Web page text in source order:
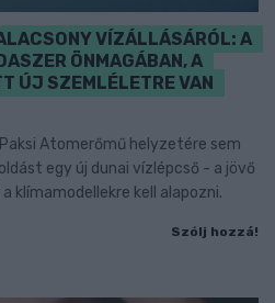
VÍZÁLLÁSÁRÓL: A
ÖNMAGÁBAN, A
ÚJ SZEMLÉLETRE VAN
Atomerőmű helyzetére sem
egy új dunai vízlépcső - a jövő
klímamodellekre kell alapozni.
Szólj hozzá!